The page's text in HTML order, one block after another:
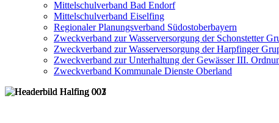
Mittelschulverband Bad Endorf
Mittelschulverband Eiselfing
Regionaler Planungsverband Südostoberbayern
Zweckverband zur Wasserversorgung der Schonstetter
Zweckverband zur Wasserversorgung der Harpfinger
Zweckverband zur Unterhaltung der Gewässer III.
Zweckverband Kommunale Dienste Oberland